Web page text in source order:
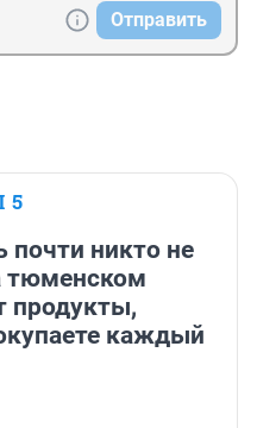
Отправить
5
почти никто не
тюменском
продукты,
каждый